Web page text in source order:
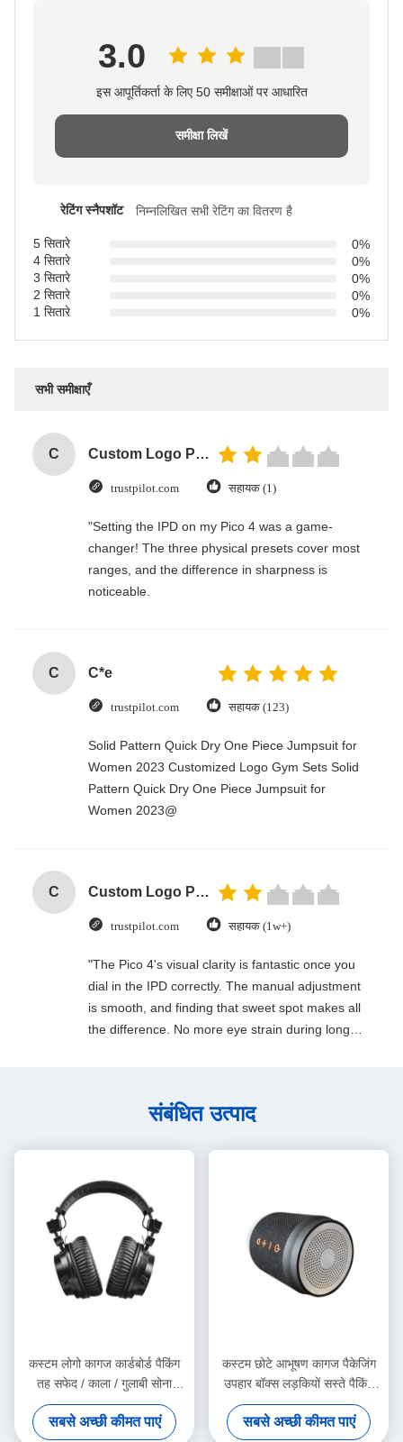
3.0
इस आपूर्तिकर्ता के लिए 50 समीक्षाओं पर आधारित
समीक्षा लिखें
रेटिंग स्नैपशॉट निम्नलिखित सभी रेटिंग का वितरण है
5 सितारे
0%
4 सितारे
0%
3 सितारे
0%
2 सितारे
0%
1 सितारे
0%
सभी समीक्षाएँ
C Custom Logo Paper Cardboard Packing Folding White / Black / Rose Gold Luxury Magnetic Gift Box with Ribbon Closure
trustpilot.com सहायक (1)
"Setting the IPD on my Pico 4 was a game-
changer! The three physical presets cover most
ranges, and the difference in sharpness is
noticeable.
C C*e
trustpilot.com सहायक (123)
Solid Pattern Quick Dry One Piece Jumpsuit for
Women 2023 Customized Logo Gym Sets Solid
Pattern Quick Dry One Piece Jumpsuit for
Women 2023@
C Custom Logo Paper Cardboard Packing Folding White / Black / Rose Gold Luxury Magnetic Gift Box with Ribbon Closure
trustpilot.com सहायक (1w+)
"The Pico 4's visual clarity is fantastic once you
dial in the IPD correctly. The manual adjustment
is smooth, and finding that sweet spot makes all
the difference. No more eye strain during long
manual adjustment is smooth, and finding that
strain during long sessions. Highly recommend
taking the time to set it up properly!""The Pico 4's
visual clarity is fantastic once you dial in the IPD
correctly. The manual adjustment is smooth, and
finding that sweet spot makes all the difference.
No more eye strain during long sessions. Highly
recommend taking the time to set it up
adjustment is smooth, and finding that sweet spot
makes all the difference. No more eye strain
संबंधित उत्पाद
कस्टम लोगो कागज कार्डबोर्ड पैकिंग
तह सफेद / काला / गुलाबी सोना
लक्जरी चुंबकीय उपहार बॉक्स रिबन
बंद के साथ
सबसे अच्छी कीमत पाएं
कस्टम छोटे आभूषण कागज पैकेजिंग
उपहार बॉक्स लड़कियों सस्ते पैकिंग
बॉक्स
सबसे अच्छी कीमत पाएं